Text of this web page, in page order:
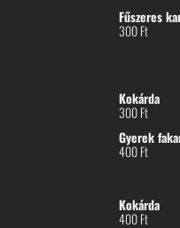
Fűszeres
300Ft
Kokárda
300Ft
Gyerek
400Ft
Kokárda
400Ft